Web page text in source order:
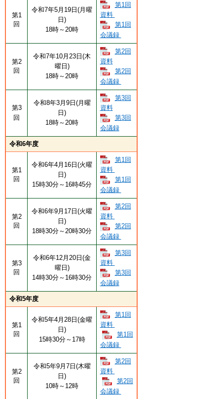
第1
回
令和7年5月19日(月曜
日)
18時～20時
第1回
資料
第1回
会議録
第2
回
令和7年10月23日(木
曜日)
18時～20時
第2回
資料
第2回
会議録
第3
回
令和8年3月9日(月曜
日)
18時～20時
第3回
資料
第3回
会議録
令和6年度
第1
回
令和6年4月16日(火曜
日)
15時30分～16時45分
第1回
資料
第1回
会議録
第2
回
令和6年9月17日(火曜
日)
18時30分～20時30分
第2回
資料
第2回
会議録
第3
回
令和6年12月20日(金
曜日)
14時30分～16時30分
第3回
資料
第3回
会議録
令和5年度
第1
回
令和5年4月28日(金曜
日)
15時30分～17時
第1回
資料
第1回
会議録
第2
回
令和5年9月7日(木曜
日)
10時～12時
第2回
資料
第2回
会議録